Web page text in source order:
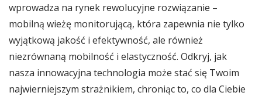
wprowadza na rynek rewolucyjne rozwiązanie –
mobilną wieżę monitorującą, która zapewnia nie tylko
wyjątkową jakość i efektywność, ale również
niezrównaną mobilność i elastyczność. Odkryj, jak
nasza innowacyjna technologia może stać się Twoim
najwierniejszym strażnikiem, chroniąc to, co dla Ciebie